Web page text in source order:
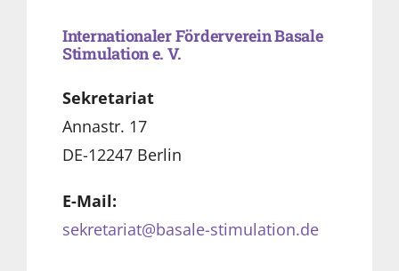
Internationaler Förderverein Basale
Stimulation e. V.
Sekretariat
Annastr. 17
DE-12247 Berlin
E-Mail:
sekretariat@basale-stimulation.de